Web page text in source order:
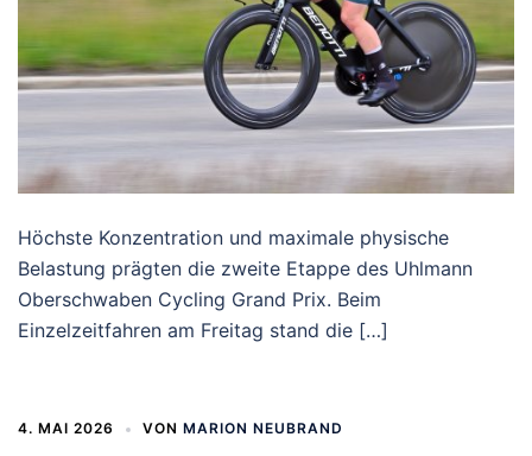
Höchste Konzentration und maximale physische
Belastung prägten die zweite Etappe des Uhlmann
Oberschwaben Cycling Grand Prix. Beim
Einzelzeitfahren am Freitag stand die […]
4. MAI 2026 VON MARION NEUBRAND